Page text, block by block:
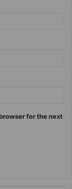
for the next